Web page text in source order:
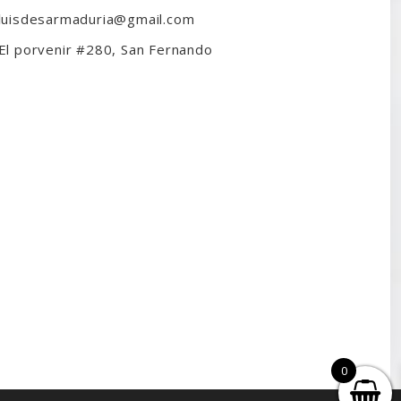
El porvenir #280, San Fernando
0